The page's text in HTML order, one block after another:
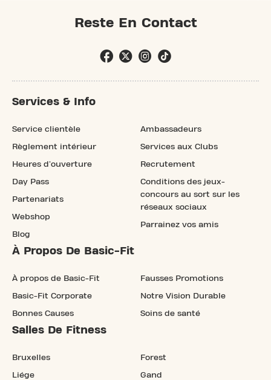
Reste En Contact
Services & Info
Service clientèle
Règlement intérieur
Heures d'ouverture
Day Pass
Partenariats
Webshop
Blog
Ambassadeurs
Services aux Clubs
Recrutement
Conditions des jeux-
concours au sort sur les
réseaux sociaux
Parrainez vos amis
À Propos De Basic-Fit
À propos de Basic-Fit
Basic-Fit Corporate
Bonnes Causes
Fausses Promotions
Notre Vision Durable
Soins de santé
Salles De Fitness
Bruxelles
Liége
Forest
Gand